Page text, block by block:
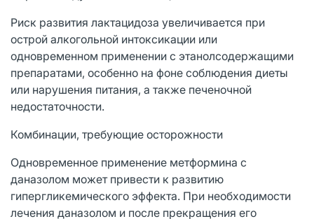
Риск развития лактацидоза увеличивается при
острой алкогольной интоксикации или
одновременном применении с этанолсодержащими
препаратами, особенно на фоне соблюдения диеты
или нарушения питания, а также печеночной
недостаточности.
Комбинации, требующие осторожности
Одновременное применение метформина с
даназолом может привести к развитию
гипергликемического эффекта. При необходимости
лечения даназолом и после прекращения его